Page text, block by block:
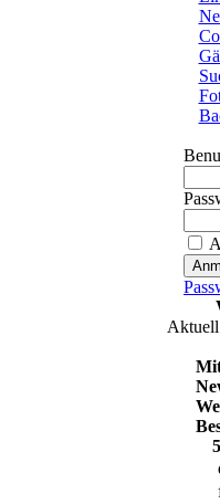
Aktuell